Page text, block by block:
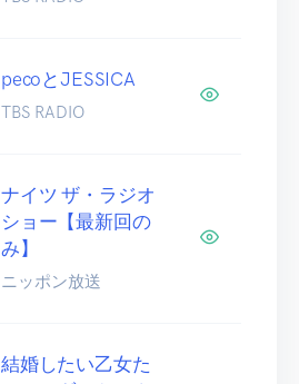
pecoとJESSICA
TBS RADIO
ナイツ ザ・ラジオ
ショー【最新回の
み】
ニッポン放送
結婚したい乙女た